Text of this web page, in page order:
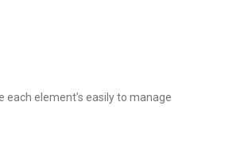
element’s easily to manage